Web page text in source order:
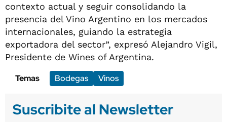
contexto actual y seguir consolidando la
presencia del Vino Argentino en los mercados
internacionales, guiando la estrategia
exportadora del sector”, expresó Alejandro Vigil,
Presidente de Wines of Argentina.
Temas
Bodegas Vinos
Suscribite al Newsletter